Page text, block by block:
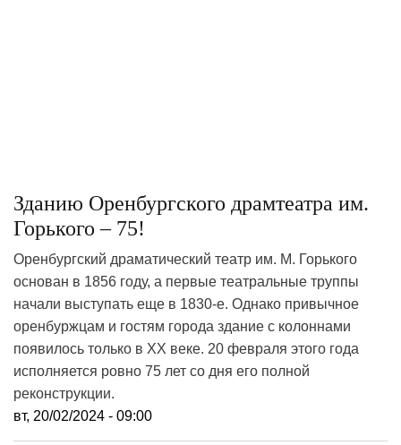
Зданию Оренбургского драмтеатра им.
Горького – 75!
Оренбургский драматический театр им. М. Горького
основан в 1856 году, а первые театральные труппы
начали выступать еще в 1830-е. Однако привычное
оренбуржцам и гостям города здание с колоннами
появилось только в XX веке. 20 февраля этого года
исполняется ровно 75 лет со дня его полной
реконструкции.
вт, 20/02/2024 - 09:00